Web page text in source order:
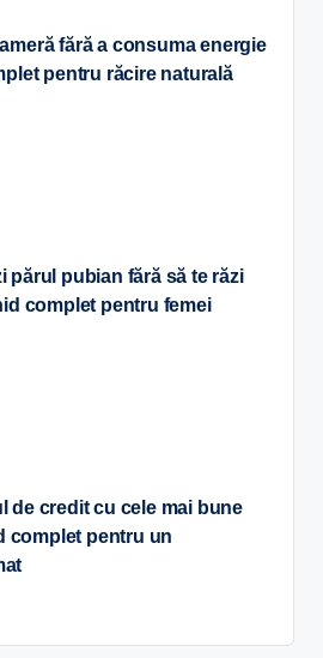
fără a consuma energie
pentru răcire naturală
părul pubian fără să te răzi
complet pentru femei
de credit cu cele mai bune
complet pentru un